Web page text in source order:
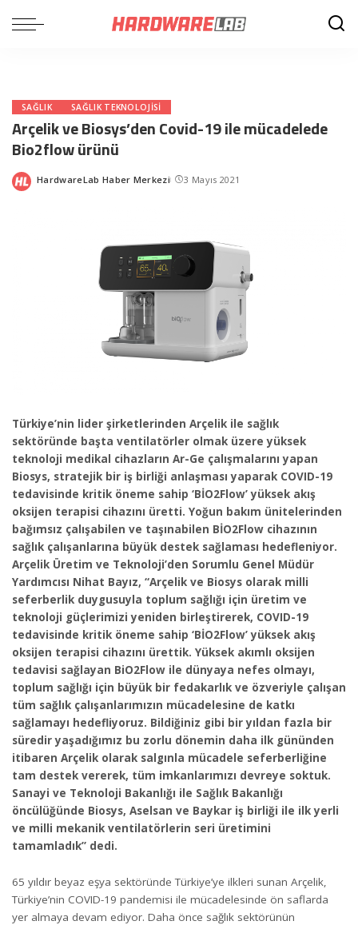
SAĞLIK SAĞLIK TEKNOLOJISI
Arçelik ve Biosys’den Covid-19 ile mücadelede
Bio2flow ürünü
Posted
HardwareLab Haber Merkezi 3 Mayıs 2021
Türkiye’nin lider şirketlerinden Arçelik ile sağlık
sektöründe başta ventilatörler olmak üzere yüksek
teknoloji medikal cihazların Ar-Ge çalışmalarını yapan
Biosys, stratejik bir iş birliği anlaşması yaparak COVID-19
tedavisinde kritik öneme sahip ‘BİO2Flow’ yüksek akış
oksijen terapisi cihazını üretti. Yoğun bakım ünitelerinden
bağımsız çalışabilen ve taşınabilen BİO2Flow cihazının
sağlık çalışanlarına büyük destek sağlaması hedefleniyor.
Arçelik Üretim ve Teknoloji’den Sorumlu Genel Müdür
Yardımcısı Nihat Bayız, “Arçelik ve Biosys olarak milli
seferberlik duygusuyla toplum sağlığı için üretim ve
teknoloji güçlerimizi yeniden birleştirerek, COVID-19
tedavisinde kritik öneme sahip ‘BİO2Flow’ yüksek akış
oksijen terapisi cihazını ürettik. Yüksek akımlı oksijen
tedavisi sağlayan BiO2Flow ile dünyaya nefes olmayı,
toplum sağlığı için büyük bir fedakarlık ve özveriyle çalışan
tüm sağlık çalışanlarımızın mücadelesine de katkı
sağlamayı hedefliyoruz. Bildiğiniz gibi bir yıldan fazla bir
süredir yaşadığımız bu zorlu dönemin daha ilk gününden
itibaren Arçelik olarak salgınla mücadele seferberliğine
tam destek vererek, tüm imkanlarımızı devreye soktuk.
Sanayi ve Teknoloji Bakanlığı ile Sağlık Bakanlığı
öncülüğünde Biosys, Aselsan ve Baykar iş birliği ile ilk yerli
ve milli mekanik ventilatörlerin seri üretimini
tamamladık” dedi.
65 yıldır beyaz eşya sektöründe Türkiye’ye ilkleri sunan Arçelik,
Türkiye’nin COVID-19 pandemisi ile mücadelesinde ön saflarda
yer almaya devam ediyor. Daha önce sağlık sektörünün